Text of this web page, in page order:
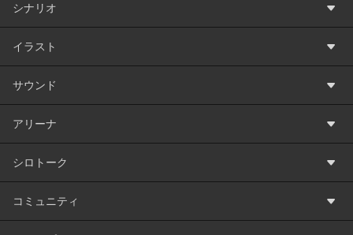
シナリオ
イラスト
サウンド
アリーナ
シロトーク
コミュニティ